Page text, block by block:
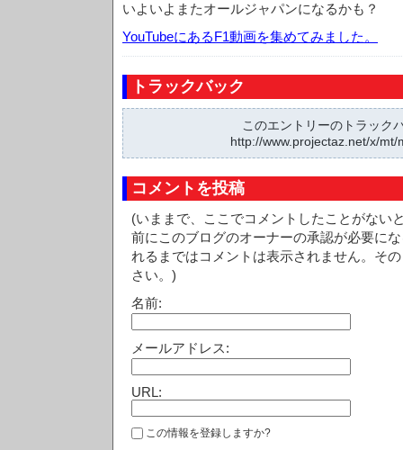
いよいよまたオールジャパンになるかも？
YouTubeにあるF1動画を集めてみました。
トラックバック
このエントリーのトラック
http://www.projectaz.net/x/mt/
コメントを投稿
(いままで、ここでコメントしたことがない
前にこのブログのオーナーの承認が必要に
れるまではコメントは表示されません。そ
さい。)
名前:
メールアドレス:
URL:
この情報を登録しますか?